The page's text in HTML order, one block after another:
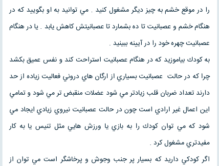
را در موقع خشم به چيز ديگر مشغول كنيد . مي توانيد به او بگوييد كه در
هنگام خشم و عصبانيت تا ده بشمارد تا عصبانيتش كاهش يابد . يا در هنگام
عصبانيت چهره خود را در آيينه ببينيد .
به كودك بياموزيد كه در هنگام عصبانيت استراحت كند و نفس عميق بكشد
چرا كه در حالت عصبانيت بسياري از ارگان هاي دروني فعاليت زياده از حد
دارند تعداد ضربان قلب زيادتر مي شود عضلات منقبض تر مي شود و تمامي
اين اعمال غير ارادي است چون در حالت عصبانيت نيروي زيادي ايجاد مي
شود كه مي توان كودك را به بازي يا ورزش هايي مثل تنيس يا به كار
مفيدتري مشغول كرد .
اگر كودكي داريد كه بسيار پر جنب وجوش و پرخاشگر است مي توان از